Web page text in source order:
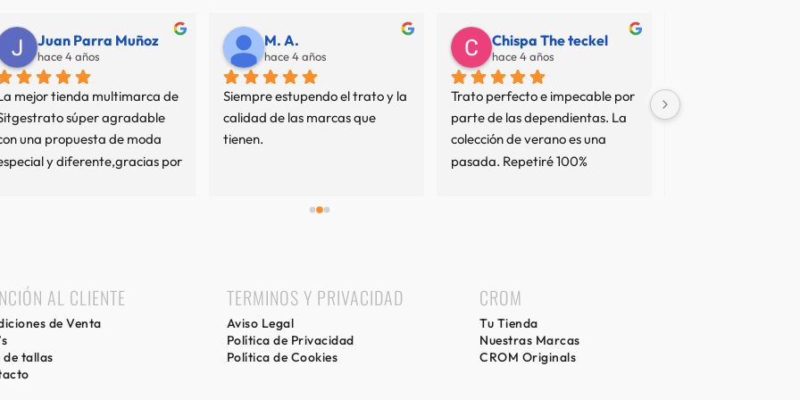
Juan Parra Muñoz
hace 4 años
mejor tienda multimarca de
súper agradable
una propuesta de moda
y diferente,gracias por
M. A.
hace 4 años
Siempre estupendo el trato y la
calidad de las marcas que
tienen.
Chispa The teckel
hace 4 años
Trato perfecto e impecable por
parte de las dependientas. La
colección de verano es una
pasada. Repetiré 100%
No termino de
resto de opiniones...
AL CLIENTE
de Venta
de tallas
TERMINOS Y PRIVACIDAD
Aviso Legal
Política de Privacidad
Política de Cookies
CROM
Tu Tienda
Nuestras Marcas
CROM Originals